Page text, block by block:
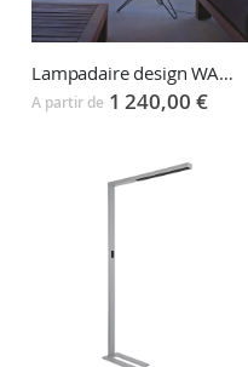
Lampadaire design WARM
A partir de 1 240,00 €